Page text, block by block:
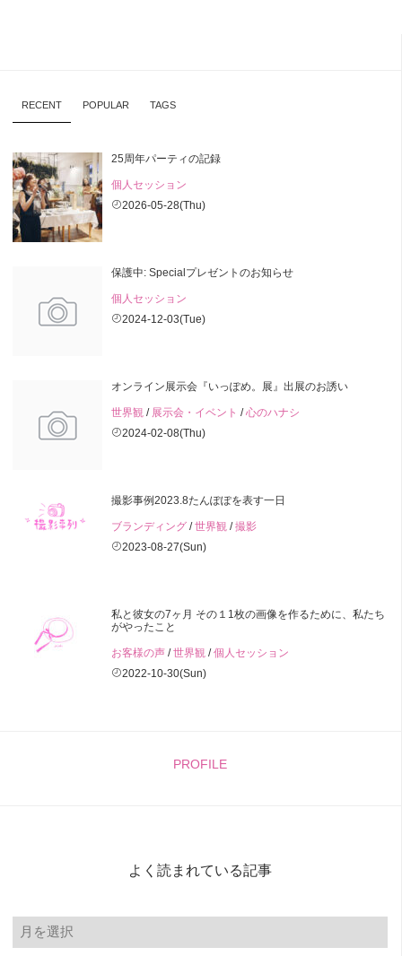
RECENT POPULAR TAGS
25周年パーティの記録
個人セッション
2026-05-28(Thu)
保護中: Specialプレゼントのお知らせ
個人セッション
2024-12-03(Tue)
オンライン展示会『いっぽめ。展』出展のお誘い
世界観 / 展示会・イベント /心のハナシ
2024-02-08(Thu)
撮影事例2023.8たんぽぽを表す一日
ブランディング /世界観 /撮影
2023-08-27(Sun)
私と彼女の7ヶ月 その１1枚の画像を作るために、私たち
がやったこと
お客様の声 /世界観 /個人セッション
2022-10-30(Sun)
PROFILE
よく読まれている記事
く